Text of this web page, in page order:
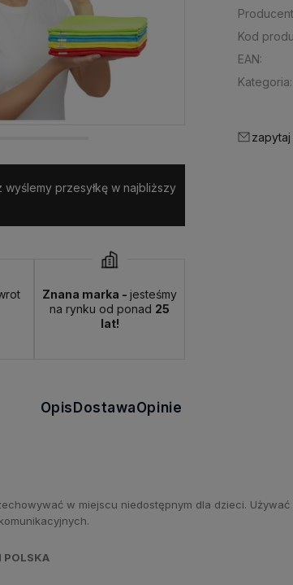
przesyłkę w najbliższy
Znana marka -jesteśmy
na rynku od ponad 25
lat!
Kod
EAN:
Kategoria:
OpisDostawaOpinie
w miejscu niedostępnym dla dzieci.
POLSKA